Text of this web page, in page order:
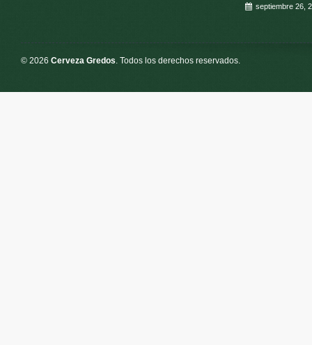
septiembre 26,
© 2026 Cerveza Gredos. Todos los derechos reservados.